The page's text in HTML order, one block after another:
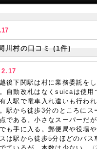
川村の口コミ (1件)
2.17
後下関駅は村に業務委託を
自動改札はなくsuicaは使用
人駅で電車入れ違いも行わ
駅から徒歩3分のところにス
である。小さなスーパーだ
も手に入る。郵便局や役場
は駅から徒歩5分ほどのバス